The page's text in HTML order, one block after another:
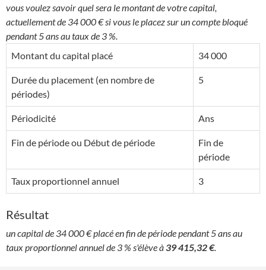
vous voulez savoir quel sera le montant de votre capital,
actuellement de 34 000 € si vous le placez sur un compte bloqué
pendant 5 ans au taux de 3 %.
Montant du capital placé
34 000
Durée du placement (en nombre de
périodes)
5
Périodicité Ans
Fin de période ou Début de période
Fin de
période
Taux proportionnel annuel 3
Résultat
un capital de 34 000 € placé en fin de période pendant 5 ans au
taux proportionnel annuel de 3 % s'élève à39 415,32 €.